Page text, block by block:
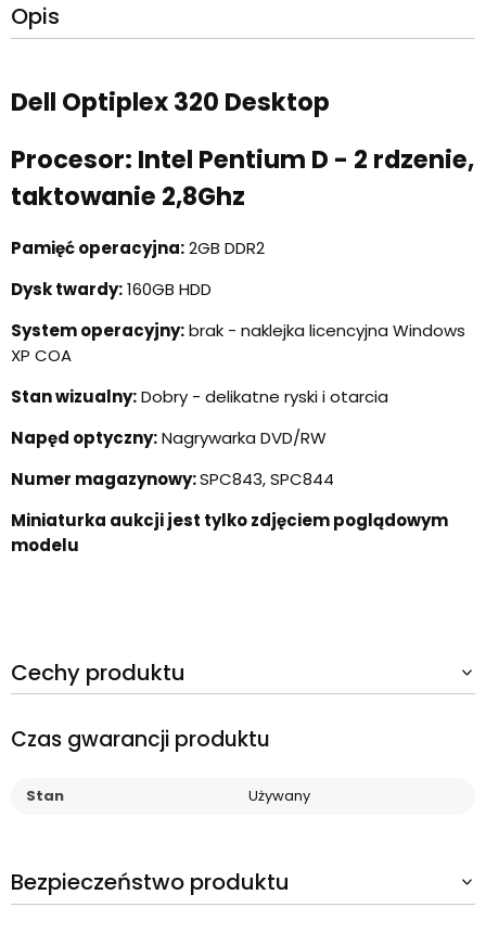
Opis
Dell Optiplex 320 Desktop
Procesor: Intel Pentium D - 2 rdzenie,
taktowanie 2,8Ghz
Pamięć operacyjna:2GB DDR2
Dysk twardy:160GB HDD
System operacyjny:brak - naklejka licencyjna Windows
XP COA
Stan wizualny:Dobry - delikatne ryski i otarcia
Napęd optyczny:Nagrywarka DVD/RW
Numer magazynowy:SPC843, SPC844
Miniaturka aukcji jest tylko zdjęciem poglądowym
modelu
Cechy produktu
Czas gwarancji produktu
Stan Używany
Bezpieczeństwo produktu